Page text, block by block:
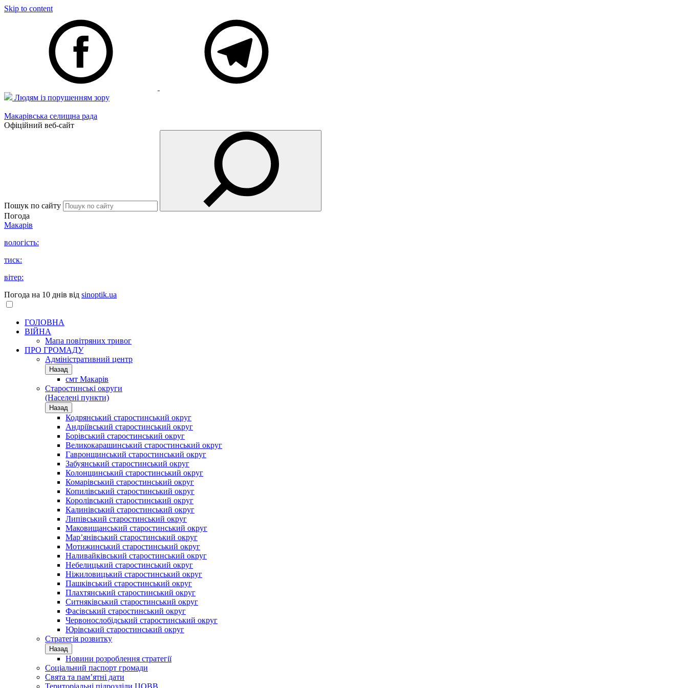
Skip to content
Людям із порушенням зору
Макарівська селищна рада
Офіційний веб-сайт
Пошук по сайту
Погода
Макарів
вологість:
тиск:
вітер:
Погода на 10 днів від sinoptik.ua
ГОЛОВНА
ВІЙНА
Мапа повітряних тривог
ПРО ГРОМАДУ
Aдміністративний центр
Назад
смт Макарів
Старостинські округи
(Населені пункти)
Назад
Кодрянський старостинський округ
Андріївський старостинський округ
Борівський старостинський округ
Великокарашинський старостинський округ
Гавронщинський старостинський округ
Забуянський старостинський округ
Колонщинський старостинський округ
Комарівський старостинський округ
Копилівський старостинський округ
Королівський старостинський округ
Калинівський старостинський округ
Липівський старостинський округ
Маковищанський старостинський округ
Мар’янівський старостинський округ
Мотижинський старостинський округ
Наливайківський старостинський округ
Небелицький старостинський округ
Ніжиловицький старостинський округ
Пашківський старостинський округ
Плахтянський старостинський округ
Ситняківський старостинський округ
Фасівський старостинський округ
Червонослобідський старостинський округ
Юрівський старостинський округ
Стратегія розвитку
Назад
Новини розроблення стратегії
Соціальний паспорт громади
Свята та пам’ятні дати
Територіальні підрозділи ЦОВВ